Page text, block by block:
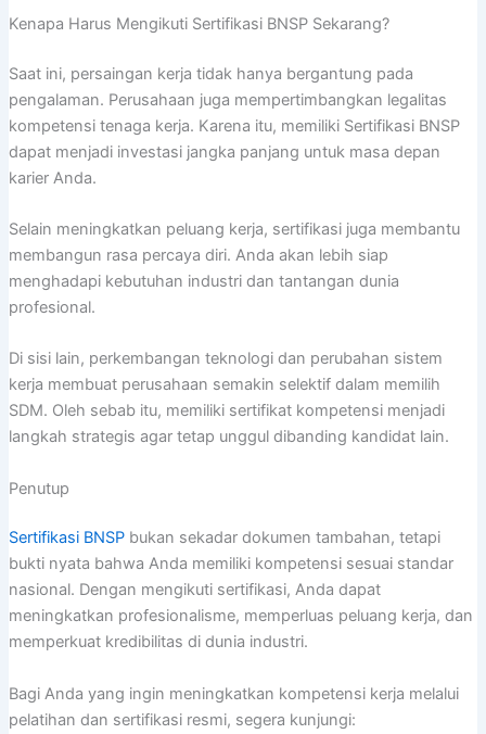
Kenapa Harus Mengikuti Sertifikasi BNSP Sekarang?
Saat ini, persaingan kerja tidak hanya bergantung pada
pengalaman. Perusahaan juga mempertimbangkan legalitas
kompetensi tenaga kerja. Karena itu, memiliki Sertifikasi BNSP
dapat menjadi investasi jangka panjang untuk masa depan
karier Anda.
Selain meningkatkan peluang kerja, sertifikasi juga membantu
membangun rasa percaya diri. Anda akan lebih siap
menghadapi kebutuhan industri dan tantangan dunia
profesional.
Di sisi lain, perkembangan teknologi dan perubahan sistem
kerja membuat perusahaan semakin selektif dalam memilih
SDM. Oleh sebab itu, memiliki sertifikat kompetensi menjadi
langkah strategis agar tetap unggul dibanding kandidat lain.
Penutup
Sertifikasi BNSPbukan sekadar dokumen tambahan, tetapi
bukti nyata bahwa Anda memiliki kompetensi sesuai standar
nasional. Dengan mengikuti sertifikasi, Anda dapat
meningkatkan profesionalisme, memperluas peluang kerja, dan
memperkuat kredibilitas di dunia industri.
Bagi Anda yang ingin meningkatkan kompetensi kerja melalui
pelatihan dan sertifikasi resmi, segera kunjungi: